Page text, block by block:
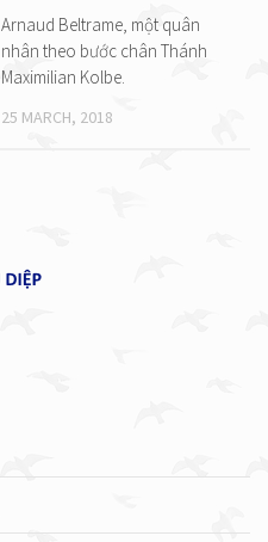
Arnaud Beltrame, một quân
nhân theo bước chân Thánh
Maximilian Kolbe.
25 MARCH, 2018